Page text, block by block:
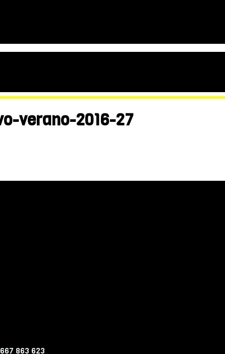
verano-2016-27
863 623